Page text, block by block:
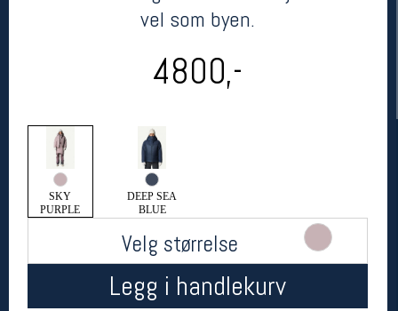
vel som byen.
4800,-
SKY
PURPLE
DEEP SEA
BLUE
Velg størrelse
Legg i handlekurv
Her finner du oss
Oslo Sportslager
Torggata 20
Telefon: 23 32 62 00